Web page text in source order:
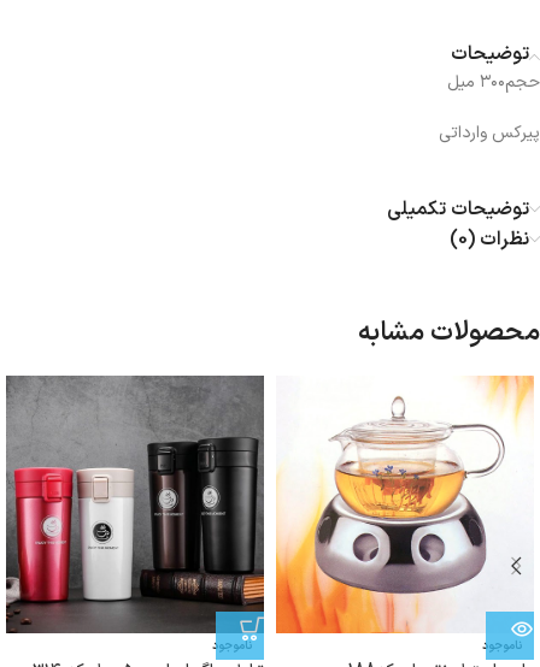
توضیحات
حجم۳۰۰ میل
پیرکس وارداتی
توضیحات تکمیلی
نظرات (0)
محصولات مشابه
ناموجود ناموجود